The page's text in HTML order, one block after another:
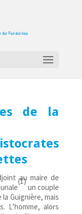
de la
au maire de
(1)
un couple
Guignière, mais
L’homme, alors